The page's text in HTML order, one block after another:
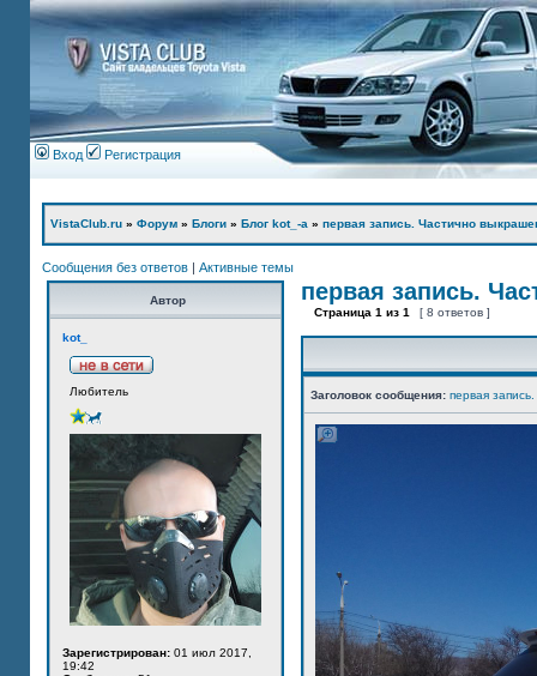
Вход Регистрация
VistaClub.ru » Форум » Блоги » Блог kot_-а » первая запись. Частично
Сообщения без ответов | Активные темы
Автор
kot_
Любитель
Зарегистрирован: 01 июл 2017,
19:42
первая запись.
Страница 1 из 1 [ 8 ответов ]
Заголовок сообщения: первая